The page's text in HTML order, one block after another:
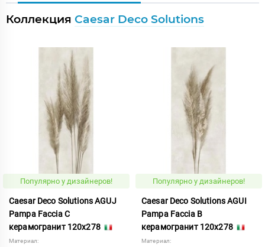
Коллекция Caesar Deco Solutions
Популярно у дизайнеров!
Caesar Deco Solutions AGUJ
Pampa Faccia C
керамогранит 120x278
Материал:
Популярно у дизайнеров!
Caesar Deco Solutions AGUI
Pampa Faccia B
керамогранит 120x278
Материал: